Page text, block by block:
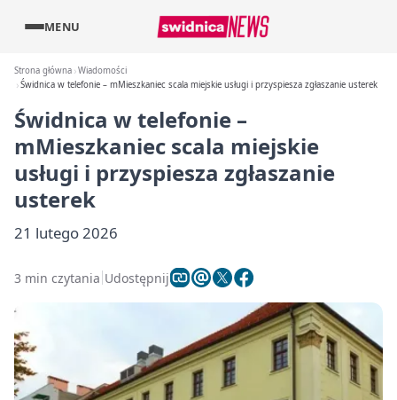
MENU
Strona główna Wiadomości
Świdnica w telefonie – mMieszkaniec scala miejskie usługi i przyspiesza zgłaszanie usterek
Świdnica w telefonie –
mMieszkaniec scala miejskie
usługi i przyspiesza zgłaszanie
usterek
21 lutego 2026
3 min czytania Udostępnij